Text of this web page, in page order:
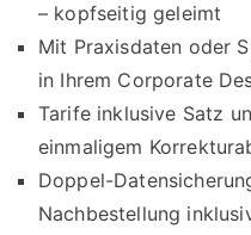
– kopfseitig geleimt
Mit Praxisdaten oder
in Ihrem Corporate
Tarife inklusive Satz
einmaligem
Doppel-
Nachbestellung